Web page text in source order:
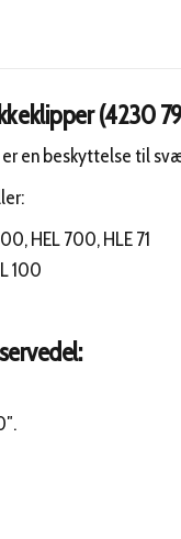
(4230
en beskyttelse til
HEL 700, HLE 71
100